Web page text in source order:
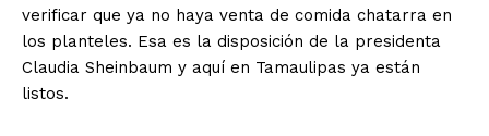
verificar que ya no haya venta de comida chatarra en
los planteles. Esa es la disposición de la presidenta
Claudia Sheinbaum y aquí en Tamaulipas ya están
listos.